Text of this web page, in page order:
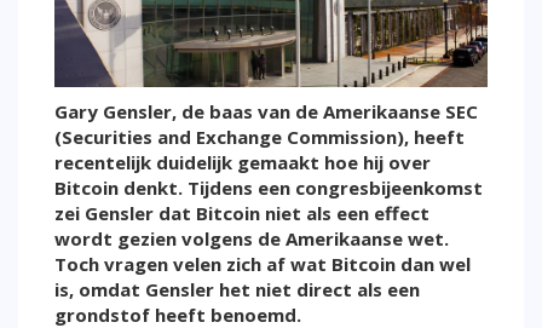
Gary Gensler, de baas van de Amerikaanse SEC
(Securities and Exchange Commission), heeft
recentelijk duidelijk gemaakt hoe hij over
Bitcoin denkt. Tijdens een congresbijeenkomst
zei Gensler dat Bitcoin niet als een effect
wordt gezien volgens de Amerikaanse wet.
Toch vragen velen zich af wat Bitcoin dan wel
is, omdat Gensler het niet direct als een
grondstof heeft benoemd.